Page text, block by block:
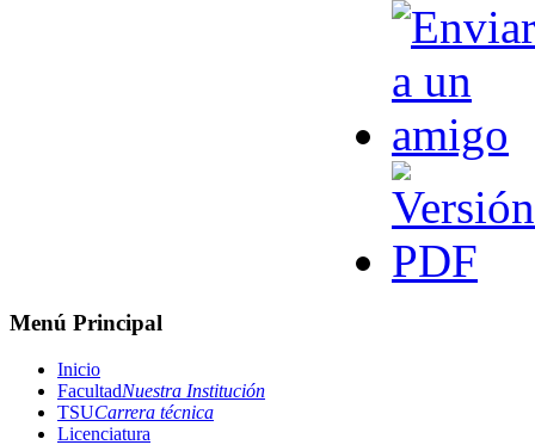
Menú Principal
Inicio
FacultadNuestra Institución
TSUCarrera técnica
Licenciatura